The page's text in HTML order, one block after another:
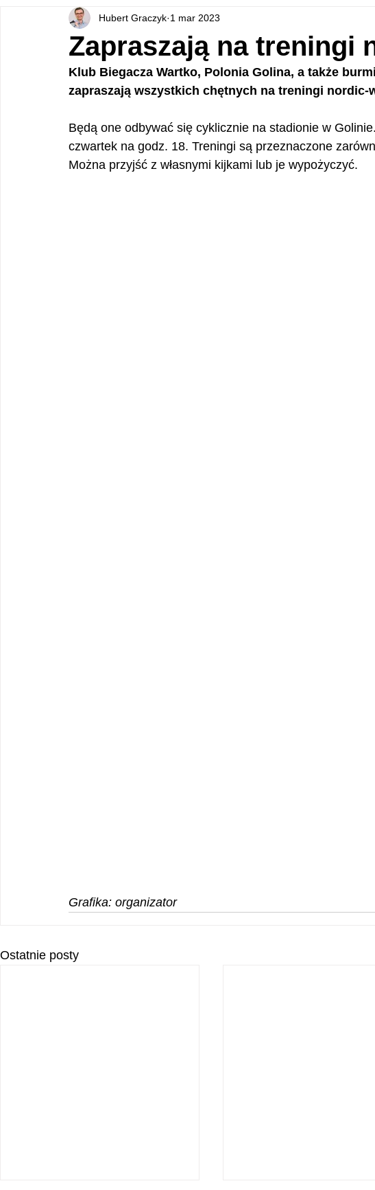
Zapraszają na treningi
Hubert Graczyk 1 mar 2023
Klub Biegacza Wartko, Polonia Golina, a także
zapraszają wszystkich chętnych na treningi nordic-
Będą one odbywać się cyklicznie na stadionie w
czwartek na godz. 18. Treningi są przeznaczone
Można przyjść z własnymi kijkami lub je wypożyczyć.
Grafika: organizator
Ostatnie posty